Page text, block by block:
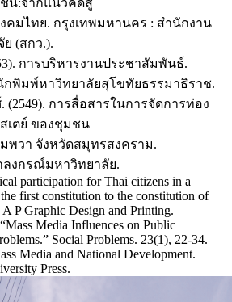
น:จากแนวคิดสู่
คมไทย. กรุงเทพมหานคร : สำนักงาน
(สกว.).
การบริหารงานประชาสัมพันธ์.
กพิมพ์หาวิทยาลัยสุโขทัยธรรมาธิราช.
การสื่อสารในการจัดการท่อง
เตย์ ของชุมชน
พวา จังหวัดสมุทรสงคราม.
ลงกรณ์มหาวิทยาลัย.
participation for Thai citizens in a
first constitution to the constitution of
P Graphic Design and Printing.
Media Influences on Public
Social Problems. 23(1), 22-34.
Media and National Development.
Press.